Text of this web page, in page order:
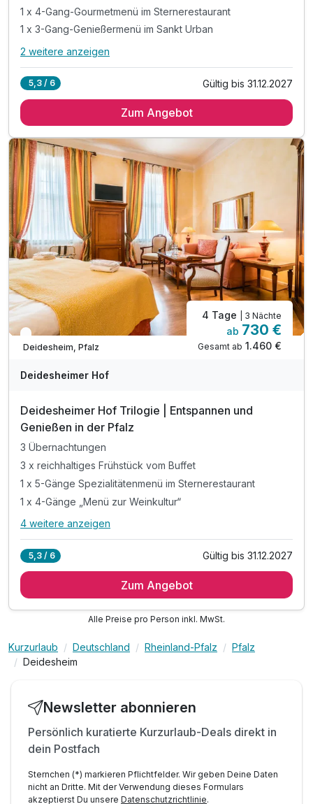
1 x 4-Gang-Gourmetmenü im Sternerestaurant
1 x 3-Gang-Genießermenü im Sankt Urban
Alle Inklusivleistungen
2 x reichhaltiges Frühstück vom Buffet
1 x 3-Gang-Genießermenü im Sankt Urban
2 x Lunchpakete für Ihre Tour
inkl. Leihräder und Karten
2 weitere anzeigen
5,3 / 6 Gültig bis 31.12.2027
Zum Angebot
In 3 Wochen wieder frei
Deidesheim, Pfalz
4 Tage | 3 Nächte
ab 730 €
Gesamt ab 1.460 €
Deidesheimer Hof
Deidesheimer Hof Trilogie | Entspannen und
Genießen in der Pfalz
3 Übernachtungen
3 x reichhaltiges Frühstück vom Buffet
1 x 5-Gänge Spezialitätenmenü im Sternerestaurant
1 x 4-Gänge „Menü zur Weinkultur“
Alle Inklusivleistungen
3 x reichhaltiges Frühstück vom Buffet
1 x 4-Gänge „Menü zur Weinkultur“
1 x Präsent zur Erinnerung
4 weitere anzeigen
5,3 / 6 Gültig bis 31.12.2027
Zum Angebot
Alle Preise pro Person inkl. MwSt.
Kurzurlaub Deutschland Rheinland-Pfalz
Pfalz
Deidesheim
Newsletter abonnieren
Persönlich kuratierte Kurzurlaub-Deals direkt in
dein Postfach
Sternchen (*) markieren Pflichtfelder. Wir geben Deine Daten
nicht an Dritte. Mit der Verwendung dieses Formulars
akzeptierst Du unsere Datenschutzrichtlinie.